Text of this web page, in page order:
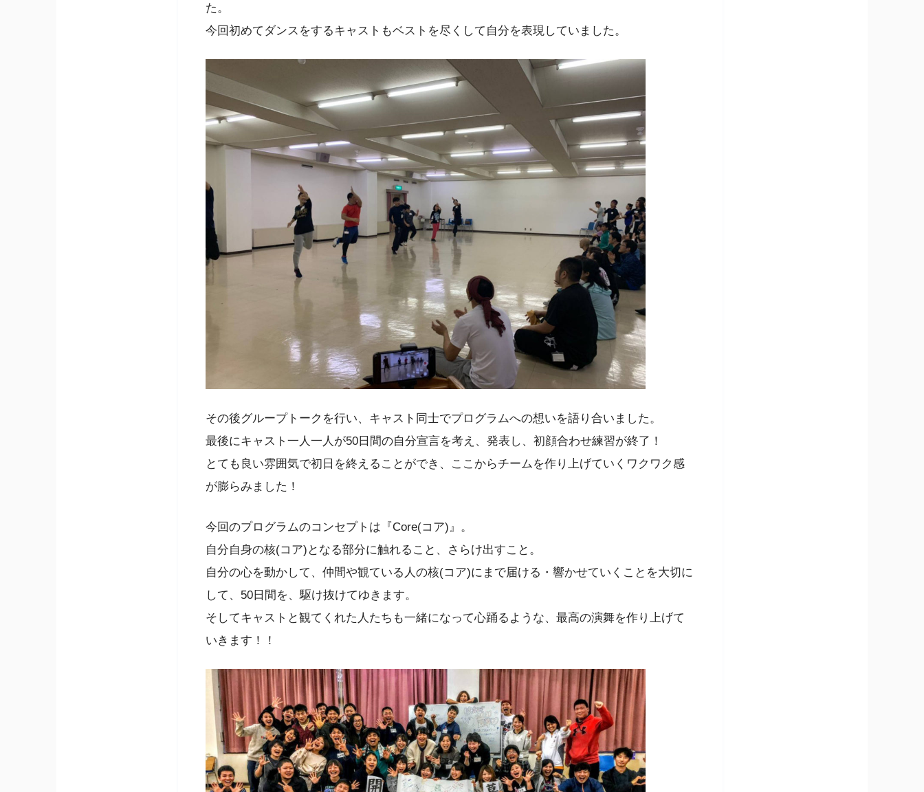
た。
今回初めてダンスをするキャストもベストを尽くして自分を表現していました。
その後グループトークを行い、キャスト同士でプログラムへの想いを語り合いました。
最後にキャスト一人一人が50日間の自分宣言を考え、発表し、初顔合わせ練習が終了！
とても良い雰囲気で初日を終えることができ、ここからチームを作り上げていくワクワク感
が膨らみました！
今回のプログラムのコンセプトは『Core(コア)』。
自分自身の核(コア)となる部分に触れること、さらけ出すこと。
自分の心を動かして、仲間や観ている人の核(コア)にまで届ける・響かせていくことを大切に
して、50日間を、駆け抜けてゆきます。
そしてキャストと観てくれた人たちも一緒になって心踊るような、最高の演舞を作り上げて
いきます！！